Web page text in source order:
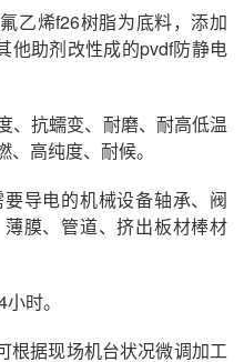
乙烯f26树脂为底料，添加
他助剂改性成的pvdf防静电
、抗蠕变、耐磨、耐高低温
高纯度、耐候。
导电的机械设备轴承、阀
膜、管道、挤出板材棒材
时。
据现场机台状况微调加工